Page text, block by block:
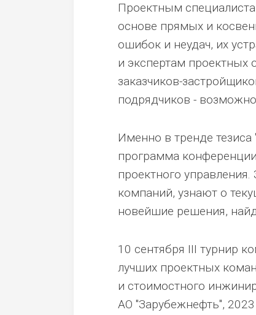
Проектным
основе прямых и
ошибок и неудач, их
и экспертам проектных
заказчиков-
подрядчиков -
Именно в тренде
программа
проектного
компаний, узнают о
новейшие решения,
10 сентября III турнир
лучших проектных
и стоимостного
АО "Зарубежнефть",